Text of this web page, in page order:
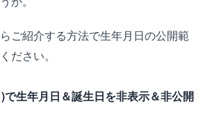
ご紹介する方法で生年月日の公開範
ださい。
生年月日＆誕生日を非表示＆非公開